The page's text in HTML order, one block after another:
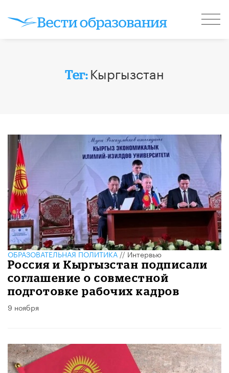
Тег: Кыргызстан
ОБРАЗОВАТЕЛЬНАЯ ПОЛИТИКА//Интервью
Россия и Кыргызстан подписали
соглашение о совместной
подготовке рабочих кадров
9 ноября